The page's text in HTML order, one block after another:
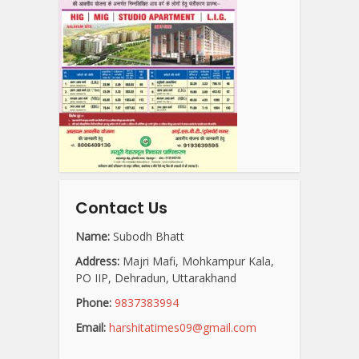
Contact Us
Name: Subodh Bhatt
Address: Majri Mafi, Mohkampur Kala,
PO IIP, Dehradun, Uttarakhand
Phone: 9837383994
Email: harshitatimes09@gmail.com